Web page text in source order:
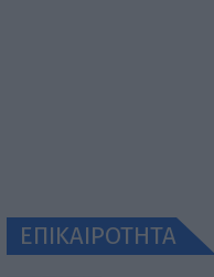
ΕΠΙΚΑΙΡΟΤΗΤΑ